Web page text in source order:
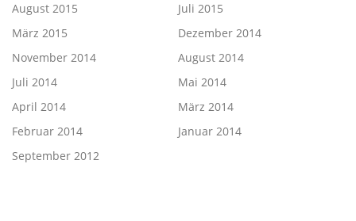
August 2015
Juli 2015
März 2015
Dezember 2014
November 2014
August 2014
Juli 2014
Mai 2014
April 2014
März 2014
Februar 2014
Januar 2014
September 2012